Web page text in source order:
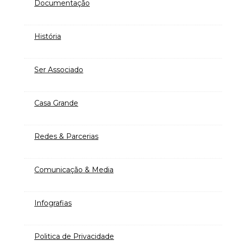
Documentação
História
Ser Associado
Casa Grande
Redes & Parcerias
Comunicação & Media
Infografias
Politica de Privacidade